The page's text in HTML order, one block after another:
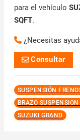
para el vehículo
SQFT.
¿Necesitas
Consultar
SUSPENSIÓN
BRAZO
SUZUKI GRAND